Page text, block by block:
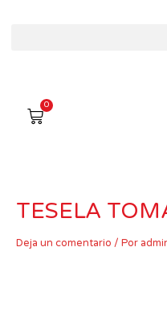
0
Carro
TESELA
Deja un comentario / Por